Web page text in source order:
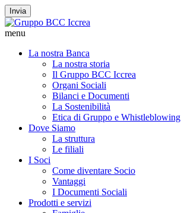
Invia
menu
La nostra Banca
La nostra storia
Il Gruppo BCC Iccrea
Organi Sociali
Bilanci e Documenti
La Sostenibilità
Etica di Gruppo e Whistleblowing
Dove Siamo
La struttura
Le filiali
I Soci
Come diventare Socio
Vantaggi
I Documenti Sociali
Prodotti e servizi